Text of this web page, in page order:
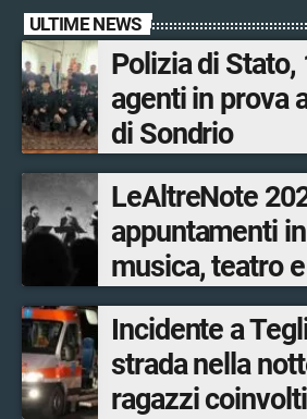
ULTIME NEWS
Polizia di Stato,
agenti in prova
di Sondrio
LeAltreNote
appuntamenti
musica, teatro
San Francesco
Incidente a
strada nella
ragazzi coinvolti